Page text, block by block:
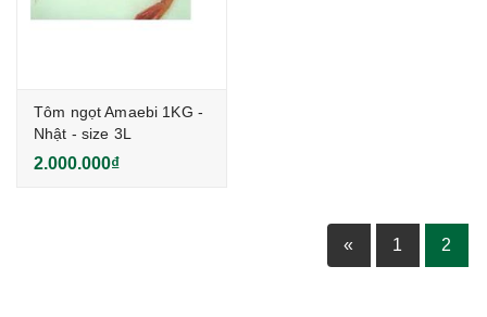
Tôm ngọt Amaebi 1KG -
Nhật - size 3L
2.000.000₫
« 1 2